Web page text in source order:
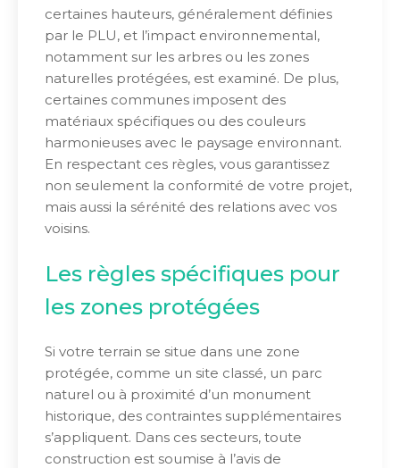
certaines hauteurs, généralement définies
par le PLU, et l’impact environnemental,
notamment sur les arbres ou les zones
naturelles protégées, est examiné. De plus,
certaines communes imposent des
matériaux spécifiques ou des couleurs
harmonieuses avec le paysage environnant.
En respectant ces règles, vous garantissez
non seulement la conformité de votre projet,
mais aussi la sérénité des relations avec vos
voisins.
Les règles spécifiques pour
les zones protégées
Si votre terrain se situe dans une zone
protégée, comme un site classé, un parc
naturel ou à proximité d’un monument
historique, des contraintes supplémentaires
s’appliquent. Dans ces secteurs, toute
construction est soumise à l’avis de